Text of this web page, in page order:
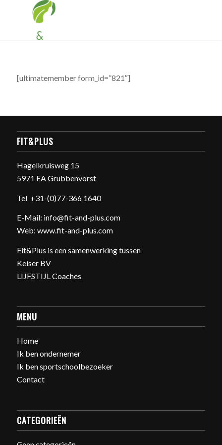
[ultimatemember form_id=”821″]
FIT&PLUS
Hagelkruisweg 15
5971 EA Grubbenvorst
Tel +31-(0)77-366 1640
E-Mail: info@fit-and-plus.com
Web: www.fit-and-plus.com
Fit&Plus is een samenwerking tussen
Keiser BV
LIJFSTIJL Coaches
MENU
Home
Ik ben ondernemer
Ik ben sportschoolbezoeker
Contact
CATEGORIEËN